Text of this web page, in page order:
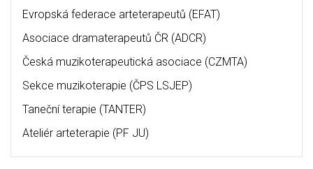
Evropská federace arteterapeutů (EFAT)
Asociace dramaterapeutů ČR (ADCR)
Česká muzikoterapeutická asociace (CZMTA)
Sekce muzikoterapie (ČPS LSJEP)
Taneční terapie (TANTER)
Ateliér arteterapie (PF JU)